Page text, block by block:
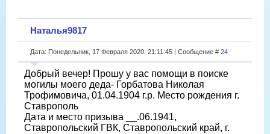
Наталья9817
Дата: Понедельник, 17 Февраля 2020, 21:11:45 | Сообщение # 24
Добрый вечер! Прошу у вас помощи в поиске
могилы моего деда- Горбатова Николая
Трофимовича, 01.04.1904 г.р. Место рождения г.
Ставрополь
Дата и место призыва __.06.1941,
Ставропольский ГВК, Ставропольский край, г.